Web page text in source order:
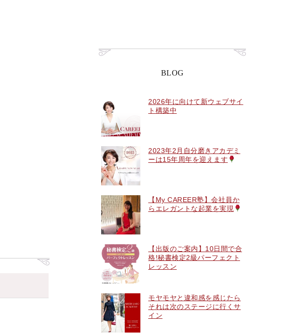
BLOG
2026年に向けて新ウェブサイ
ト構築中
2023年2月自分磨きアカデミ
ーは15年周年を迎えます
【My CAREER塾】会社員か
らエレガントな起業を実現
【出版のご案内】10日間で合
格!秘書検定2級パーフェクト
レッスン
モヤモヤと違和感を感じたら
それは次のステージに行くサ
イン